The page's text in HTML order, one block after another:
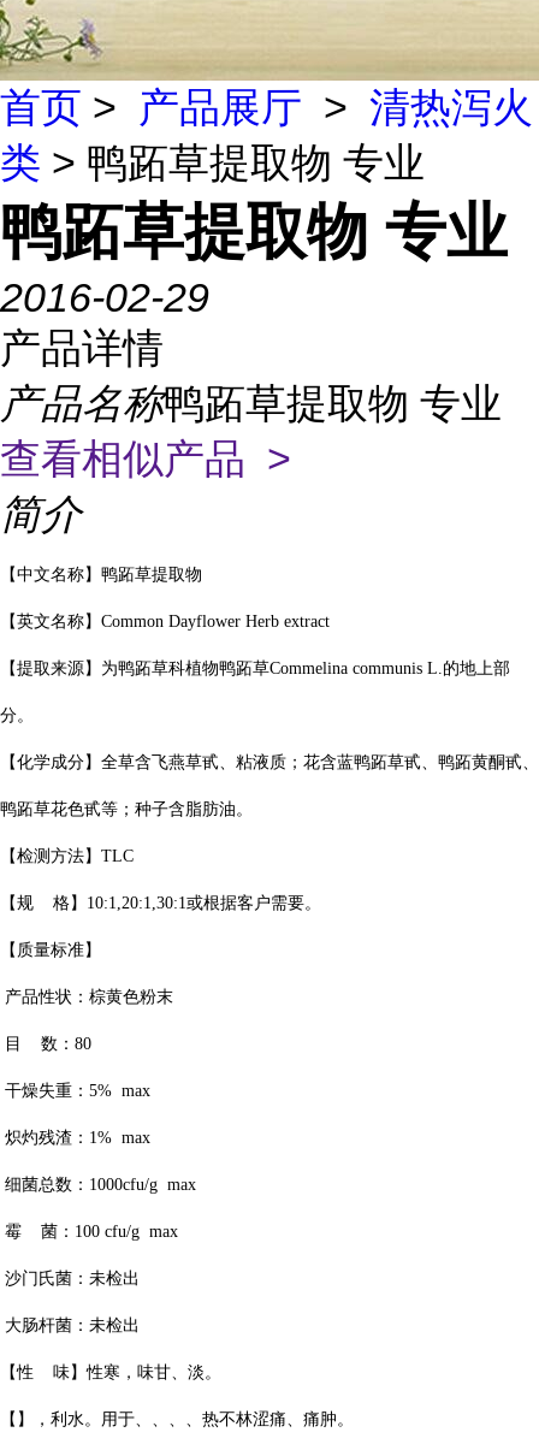
首页 > 产品展厅 > 清热泻火
类 > 鸭跖草提取物 专业
鸭跖草提取物 专业
2016-02-29
产品详情
产品名称鸭跖草提取物 专业
查看相似产品 >
简介
【中文名称】鸭跖草提取物
【英文名称】Common Dayflower Herb extract
【提取来源】为鸭跖草科植物鸭跖草Commelina communis L.的地上部
分。
【化学成分】全草含飞燕草甙、粘液质；花含蓝鸭跖草甙、鸭跖黄酮甙、
鸭跖草花色甙等；种子含脂肪油。
【检测方法】TLC
【规 格】10:1,20:1,30:1或根据客户需要。
【质量标准】
产品性状：棕黄色粉末
目 数：80
干燥失重：5% max
炽灼残渣：1% max
细菌总数：1000cfu/g max
霉 菌：100 cfu/g max
沙门氏菌：未检出
大肠杆菌：未检出
【性 味】性寒，味甘、淡。
【】，利水。用于、、、、热不林涩痛、痛肿。